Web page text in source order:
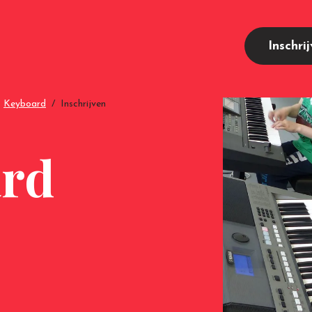
Keyboard Inschrijven